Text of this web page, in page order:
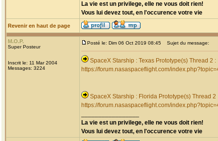
La vie est un privilege, elle ne vous doit rien!
Vous lui devez tout, en l'occurence votre vie
Revenir en haut de page
M.O.P.
Super Posteur
Inscrit le: 11 Mar 2004
Messages: 3224
Posté le: Dim 06 Oct 2019 08:45 Sujet du message:
SpaceX Starship : Texas Prototype(s) Thread 2
https://forum.nasaspaceflight.com/
SpaceX Starship : Florida Prototype(s) Thread
https://forum.nasaspaceflight.com/
La vie est un privilege, elle ne vous doit rien!
Vous lui devez tout, en l'occurence votre vie